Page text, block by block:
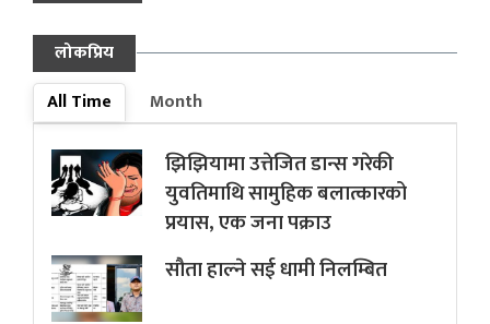
लोकप्रिय
All Time
Month
झिझियामा उत्तेजित डान्स गरेकी
युवतिमाथि सामुहिक बलात्कारको
प्रयास, एक जना पक्राउ
सौता हाल्ने सई धामी निलम्बित